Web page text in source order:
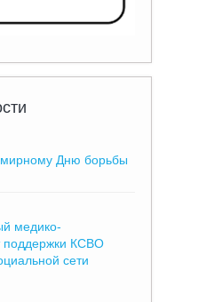
Дню борьбы
медико-
поддержки КСВО
сети